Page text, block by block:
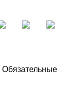
Обязательные